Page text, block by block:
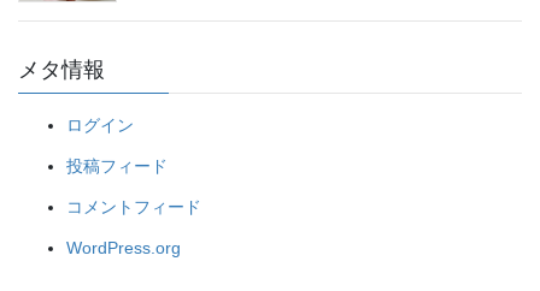
メタ情報
ログイン
投稿フィード
コメントフィード
WordPress.org